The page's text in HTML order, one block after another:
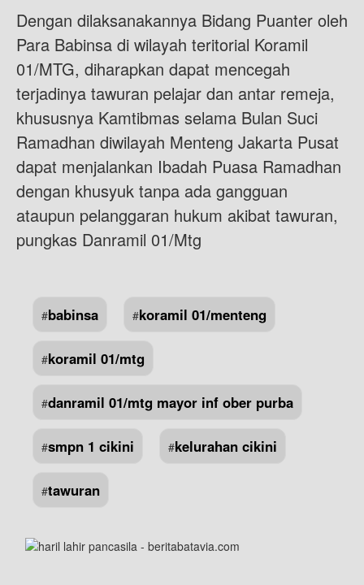
Dengan dilaksanakannya Bidang Puanter oleh
Para Babinsa di wilayah teritorial Koramil
01/MTG, diharapkan dapat mencegah
terjadinya tawuran pelajar dan antar remeja,
khususnya Kamtibmas selama Bulan Suci
Ramadhan diwilayah Menteng Jakarta Pusat
dapat menjalankan Ibadah Puasa Ramadhan
dengan khusyuk tanpa ada gangguan
ataupun pelanggaran hukum akibat tawuran,
pungkas Danramil 01/Mtg
#babinsa #koramil 01/menteng
#koramil 01/mtg
#danramil 01/mtg mayor inf ober purba
#smpn 1 cikini #kelurahan cikini
#tawuran